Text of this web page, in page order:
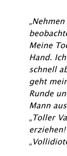
Meine
Hand.
schnell
geht
Runde
Mann
„Toller